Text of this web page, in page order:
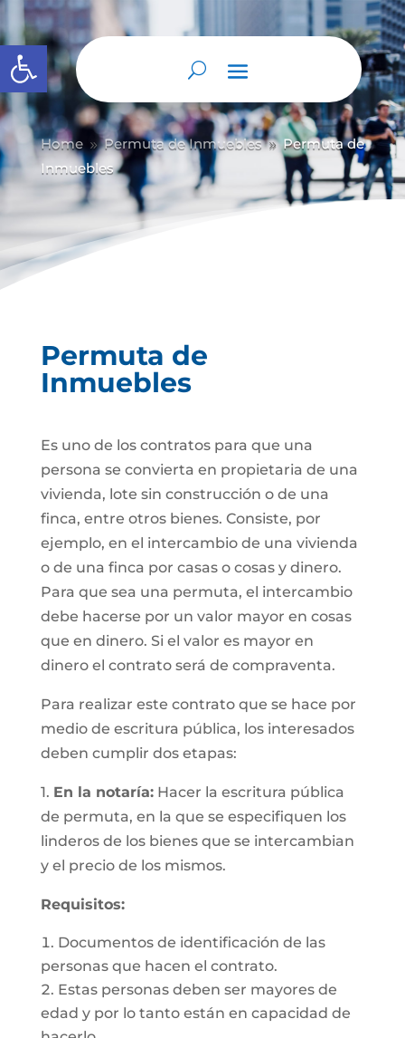
Abrir barra de herramientas
Home 9 Permuta de Inmuebles 9 Permuta de
Inmuebles
Permuta de
Inmuebles
Es uno de los contratos para que una
persona se convierta en propietaria de una
vivienda, lote sin construcción o de una
finca, entre otros bienes. Consiste, por
ejemplo, en el intercambio de una vivienda
o de una finca por casas o cosas y dinero.
Para que sea una permuta, el intercambio
debe hacerse por un valor mayor en cosas
que en dinero. Si el valor es mayor en
dinero el contrato será de compraventa.
Para realizar este contrato que se hace por
medio de escritura pública, los interesados
deben cumplir dos etapas:
1. En la notaría:Hacer la escritura pública
de permuta, en la que se especifiquen los
linderos de los bienes que se intercambian
y el precio de los mismos.
Requisitos:
Documentos de identificación de las
personas que hacen el contrato.
Estas personas deben ser mayores de
edad y por lo tanto están en capacidad de